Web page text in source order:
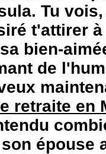
Tu
t'attirer
bien-
de
retraite en
épouse